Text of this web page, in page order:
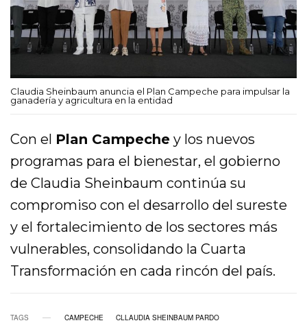
Claudia Sheinbaum anuncia el Plan Campeche para impulsar la
ganadería y agricultura en la entidad
Con el Plan Campeche y los nuevos
programas para el bienestar, el gobierno
de Claudia Sheinbaum continúa su
compromiso con el desarrollo del sureste
y el fortalecimiento de los sectores más
vulnerables, consolidando la Cuarta
Transformación en cada rincón del país.
TAGS CAMPECHE CLLAUDIA SHEINBAUM PARDO